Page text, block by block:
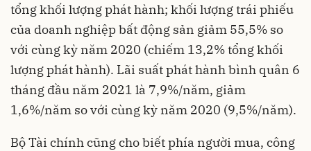
tổng khối lượng phát hành; khối lượng trái phiếu
của doanh nghiệp bất động sản giảm 55,5% so
với cùng kỳ năm 2020 (chiếm 13,2% tổng khối
lượng phát hành). Lãi suất phát hành bình quân 6
tháng đầu năm 2021 là 7,9%/năm, giảm
1,6%/năm so với cùng kỳ năm 2020 (9,5%/năm).
Bộ Tài chính cũng cho biết phía người mua, công